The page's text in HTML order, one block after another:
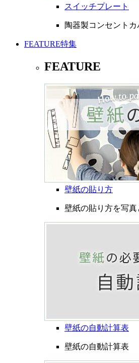
スイッチプレート
陶器製コンセントカ
FEATURE特集
FEATURE
壁紙の貼り方
壁紙の貼り方を写
壁紙の自動計算表
壁紙の自動計算表